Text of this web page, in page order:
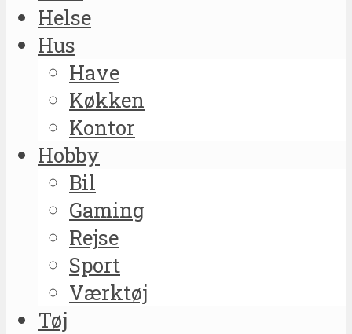
Helse
Hus
Have
Køkken
Kontor
Hobby
Bil
Gaming
Rejse
Sport
Værktøj
Tøj